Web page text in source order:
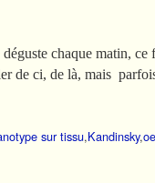
chaque matin,
de ci, de là, mais
sur tissu,Kandinsky,